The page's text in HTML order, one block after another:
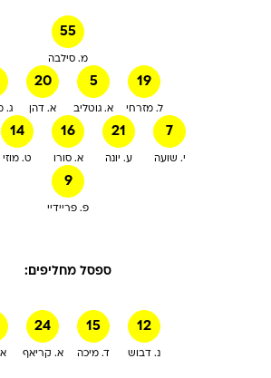
55
מ. סילבה
ג.
20
א. דהן
5
א. גוטליב
19
ל. מזרחי
14
ט. מוזי
16
א. סורו
21
ע. יונה
7
י. שועה
9
פ. פריידיי
ספסל מחליפים:
24
א. קריאף
15
ד. מיכה
12
נ. דבוש